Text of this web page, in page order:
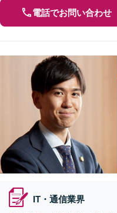
電話でお問い合わせ
IT・通信業界